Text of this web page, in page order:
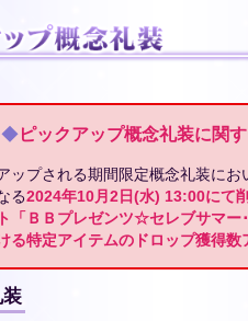
◆ピックアップ概念礼装に関
ップされる期間限定概念礼装に
る2024年10月2日(水) 13:00にて
「ＢＢプレゼンツ☆セレブサマ
る特定アイテムのドロップ獲得数